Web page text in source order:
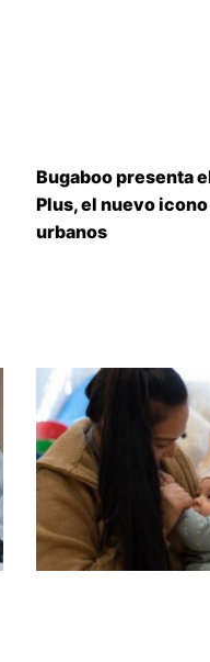
Bugaboo presenta
Plus, el nuevo
urbanos